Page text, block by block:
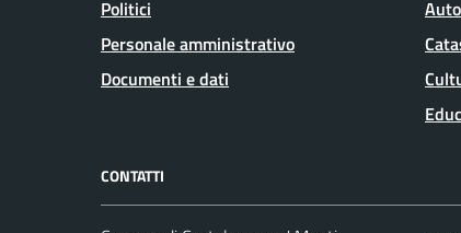
Politici
Personale amministrativo
Documenti e dati
CONTATTI